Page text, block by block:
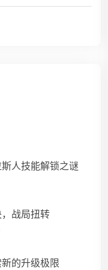
人技能解锁之谜
战局扭转
的升级极限